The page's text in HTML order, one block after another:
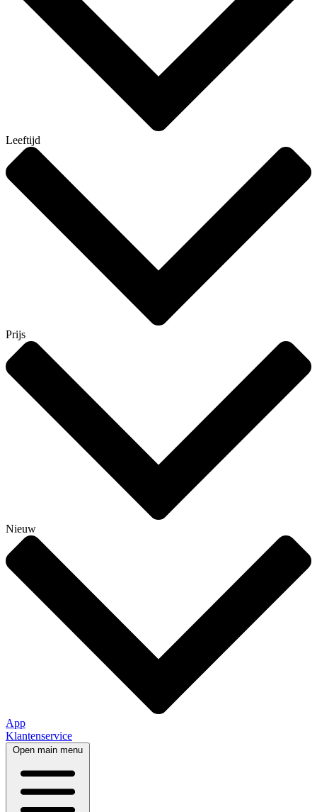
Leeftijd
Prijs
Nieuw
App
Klantenservice
Open main menu